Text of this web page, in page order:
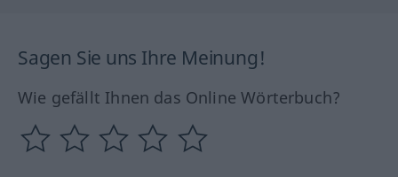
Sagen Sie uns Ihre Meinung!
Wie gefällt Ihnen das Online Wörterbuch?